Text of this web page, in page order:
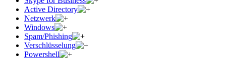
Active Directory
Netzwerk
Windows
Spam/Phishing
Verschlüsselung
Powershell